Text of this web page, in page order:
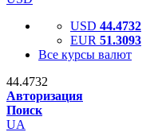
USD 44.4732
EUR 51.3093
Все курсы валют
44.4732
Авторизация
Поиск
UA